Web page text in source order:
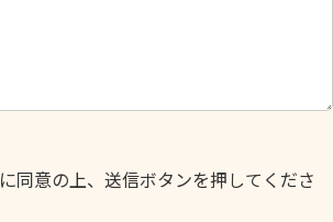
に同意の上、送信ボタンを押してくださ